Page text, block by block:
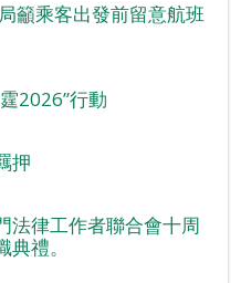
籲乘客出發前留意航班
2026”行動
押
法律工作者聯合會十周
禮。